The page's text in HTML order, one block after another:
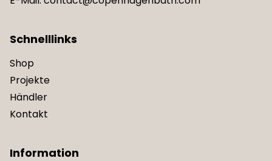
Schnelllinks
Shop
Projekte
Händler
Kontakt
Information